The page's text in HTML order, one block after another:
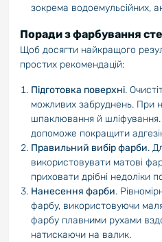
зокрема водоемульсійних,
Поради з фарбування
Щоб досягти найкращого
простих рекомендацій:
Підготовка поверхні.
можливих забруднень. При
шпаклювання й
допоможе покращити
Правильний вибір фарби.
використовувати матові
приховати дрібні недоліки
Нанесення фарби.
фарбу, використовуючи
фарбу плавними рухами
натискаючи на валик.